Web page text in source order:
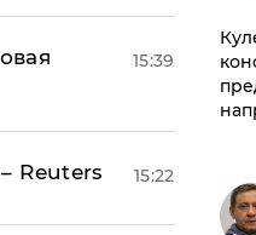
15:39
Reuters 15:22